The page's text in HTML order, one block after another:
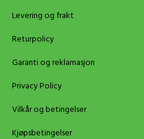
Levering og frakt
Returpolicy
Garanti og reklamasjon
Privacy Policy
Vilkår og betingelser
Kjøpsbetingelser